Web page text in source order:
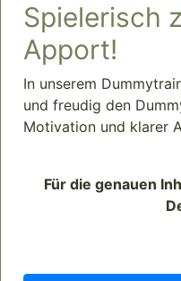
Spielerisch
Apport!
In unserem
und freudig den
Motivation und klarer
Für die genauen